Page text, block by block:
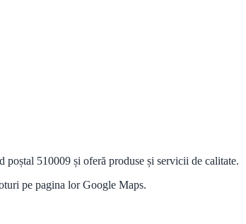
510009 și oferă produse și servicii de calitate.
pe pagina lor Google Maps.